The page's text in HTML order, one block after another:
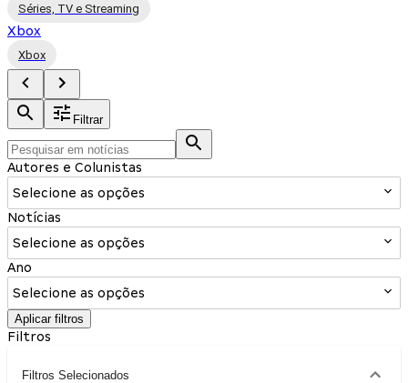
Séries, TV e Streaming
Xbox
Xbox
Filtrar
Autores e Colunistas
Selecione as opções
Notícias
Selecione as opções
Ano
Selecione as opções
Aplicar filtros
Filtros
Filtros Selecionados